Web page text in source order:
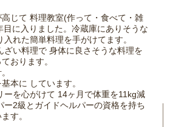
じて 料理教室(作って・食べて・雑
に入りました。冷蔵庫にありそうな
入れた簡単料理を手がけてます。
ざい料理で 身体に良さそうな料理を
おります。
本に しています。
ーを心がけて 14ヶ月で体重を11kg減
す。